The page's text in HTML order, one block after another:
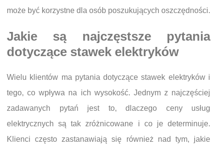
może być korzystne dla osób poszukujących oszczędności.
Jakie są najczęstsze pytania
dotyczące stawek elektryków
Wielu klientów ma pytania dotyczące stawek elektryków i
tego, co wpływa na ich wysokość. Jednym z najczęściej
zadawanych pytań jest to, dlaczego ceny usług
elektrycznych są tak zróżnicowane i co je determinuje.
Klienci często zastanawiają się również nad tym, jakie